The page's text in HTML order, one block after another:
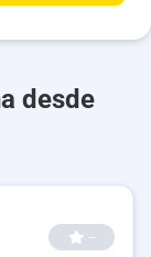
desde
--